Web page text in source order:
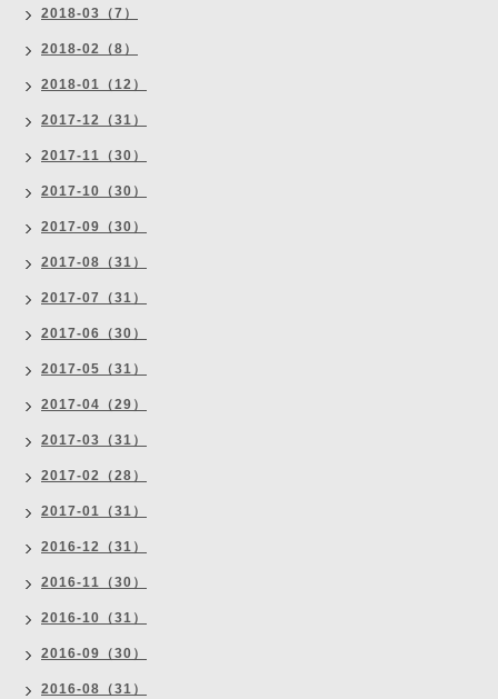
2018-03（7）
2018-02（8）
2018-01（12）
2017-12（31）
2017-11（30）
2017-10（30）
2017-09（30）
2017-08（31）
2017-07（31）
2017-06（30）
2017-05（31）
2017-04（29）
2017-03（31）
2017-02（28）
2017-01（31）
2016-12（31）
2016-11（30）
2016-10（31）
2016-09（30）
2016-08（31）